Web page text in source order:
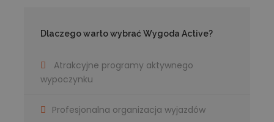
Dlaczego warto wybrać Wygoda Active?
Atrakcyjne programy aktywnego
wypoczynku
Profesjonalna organizacja wyjazdów